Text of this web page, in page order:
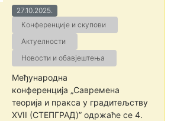
27.10.2025.
Конференције и скупови
Актуелности
Новости и обавјештења
Међународна
конференција „Савремена
теорија и пракса у градитељству
XVII (СТЕПГРАД)” одржаће се 4.